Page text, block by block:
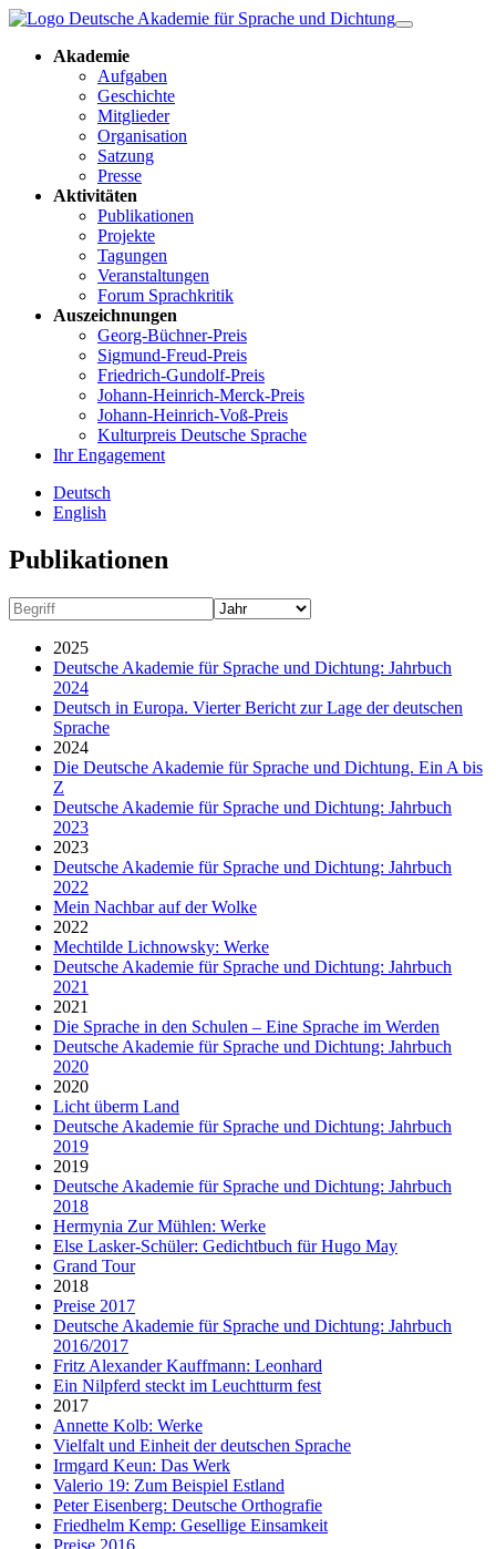
Akademie
Aufgaben
Geschichte
Mitglieder
Organisation
Satzung
Presse
Aktivitäten
Publikationen
Projekte
Tagungen
Veranstaltungen
Forum Sprachkritik
Auszeichnungen
Georg-Büchner-Preis
Sigmund-Freud-Preis
Friedrich-Gundolf-Preis
Johann-Heinrich-Merck-Preis
Johann-Heinrich-Voß-Preis
Kulturpreis Deutsche Sprache
Ihr Engagement
Deutsch
English
Publikationen
2025
Deutsche Akademie für Sprache und Dichtung: Jahrbuch
2024
Deutsch in Europa. Vierter Bericht zur Lage der deutschen
Sprache
2024
Die Deutsche Akademie für Sprache und Dichtung. Ein A bis
Z
Deutsche Akademie für Sprache und Dichtung: Jahrbuch
2023
2023
Deutsche Akademie für Sprache und Dichtung: Jahrbuch
2022
Mein Nachbar auf der Wolke
2022
Mechtilde Lichnowsky: Werke
Deutsche Akademie für Sprache und Dichtung: Jahrbuch
2021
2021
Die Sprache in den Schulen – Eine Sprache im Werden
Deutsche Akademie für Sprache und Dichtung: Jahrbuch
2020
2020
Licht überm Land
Deutsche Akademie für Sprache und Dichtung: Jahrbuch
2019
2019
Deutsche Akademie für Sprache und Dichtung: Jahrbuch
2018
Hermynia Zur Mühlen: Werke
Else Lasker-Schüler: Gedichtbuch für Hugo May
Grand Tour
2018
Preise 2017
Deutsche Akademie für Sprache und Dichtung: Jahrbuch
2016/2017
Fritz Alexander Kauffmann: Leonhard
Ein Nilpferd steckt im Leuchtturm fest
2017
Annette Kolb: Werke
Vielfalt und Einheit der deutschen Sprache
Irmgard Keun: Das Werk
Valerio 19: Zum Beispiel Estland
Peter Eisenberg: Deutsche Orthografie
Friedhelm Kemp: Gesellige Einsamkeit
Preise 2016